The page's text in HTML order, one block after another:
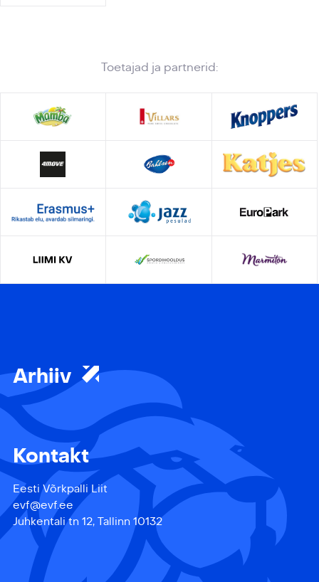
Toetajad ja partnerid:
Arhiiv
Kontakt
Eesti Võrkpalli Liit
evf@evf.ee
Juhkentali tn 12, Tallinn 10132